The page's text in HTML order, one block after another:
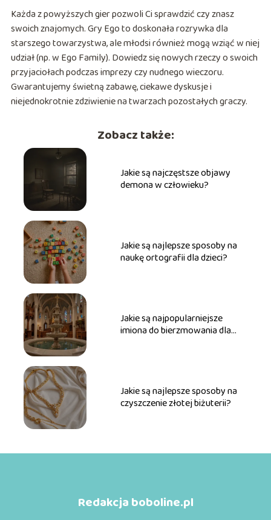
Każda z powyższych gier pozwoli Ci sprawdzić czy znasz
swoich znajomych. Gry Ego to doskonała rozrywka dla
starszego towarzystwa, ale młodsi również mogą wziąć w niej
udział (np. w Ego Family). Dowiedz się nowych rzeczy o swoich
przyjaciołach podczas imprezy czy nudnego wieczoru.
Gwarantujemy świetną zabawę, ciekawe dyskusje i
niejednokrotnie zdziwienie na twarzach pozostałych graczy.
Zobacz także:
Jakie są najczęstsze objawy
demona w człowieku?
Jakie są najlepsze sposoby na
naukę ortografii dla dzieci?
Jakie są najpopularniejsze
imiona do bierzmowania dla
Jakie są najlepsze sposoby na
czyszczenie złotej biżuterii?
Redakcja boboline.pl